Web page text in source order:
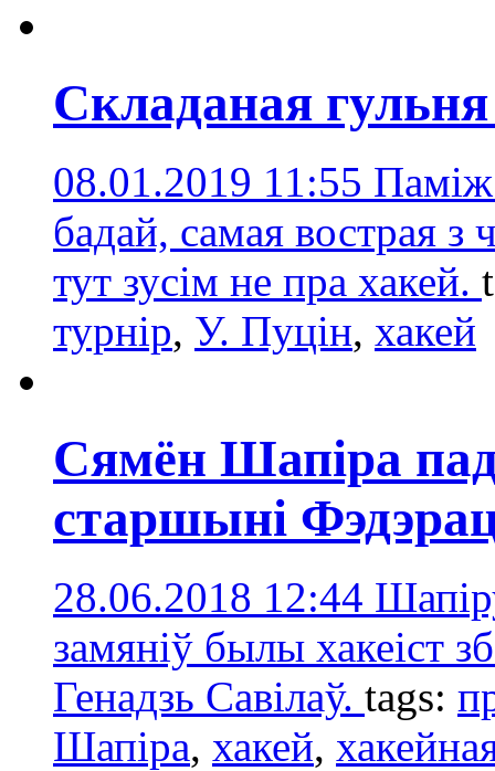
Складаная
08.01.2019 11:55 Паміж
бадай, самая вострая з
тут зусім не пра хакей.
турнір, У. Пуцін, хакей
Сямён Шапіра
старшыні
28.06.2018 12:44
замяніў былы хакеіст
Генадзь Савілаў. tags:
Шапіра, хакей,